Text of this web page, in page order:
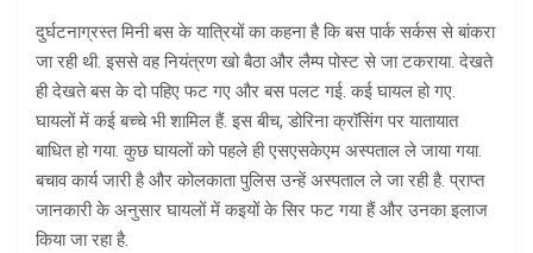
दुर्घटनाग्रस्त मिनी बस के यात्रियों का कहना है कि बस पार्क सर्कस से बांकरा
जा रही थी. इससे वह नियंत्रण खो बैठा और लैम्प पोस्ट से जा टकराया. देखते
ही देखते बस के दो पहिए फट गए और बस पलट गई. कई घायल हो गए.
घायलों में कई बच्चे भी शामिल हैं. इस बीच, डोरिना क्रॉसिंग पर यातायात
बाधित हो गया. कुछ घायलों को पहले ही एसएसकेएम अस्पताल ले जाया गया.
बचाव कार्य जारी है और कोलकाता पुलिस उन्हें अस्पताल ले जा रही है. प्राप्त
जानकारी के अनुसार घायलों में कइयों के सिर फट गया हैं और उनका इलाज
किया जा रहा है.